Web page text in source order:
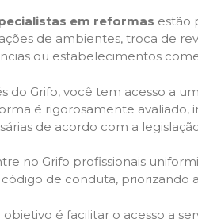
em reformas estão
de ambientes, troca de
ou estabelecimentos
do Grifo, você tem acesso a
é rigorosamente avaliado,
de acordo com a
no Grifo profissionais
código de conduta, priorizando
objetivo é facilitar o acesso a